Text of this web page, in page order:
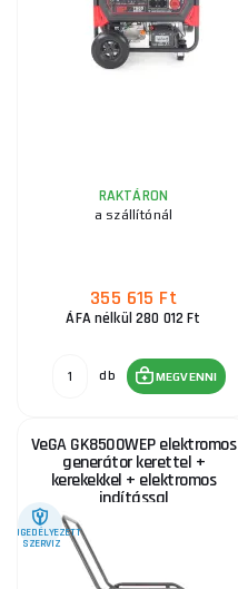
RAKTÁRON
a szállítónál
355 615 Ft
ÁFA nélkül 280 012 Ft
db MEGVENNI
VeGA GK8500WEP elektromos
generátor kerettel +
kerekekkel + elektromos
indítással
ENGEDÉLYEZETT
SZERVIZ